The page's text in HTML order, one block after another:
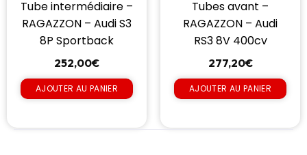
Tube intermédiaire –
RAGAZZON – Audi S3
8P Sportback
252,00€
AJOUTER AU PANIER
Tubes avant –
RAGAZZON – Audi
RS3 8V 400cv
277,20€
AJOUTER AU PANIER